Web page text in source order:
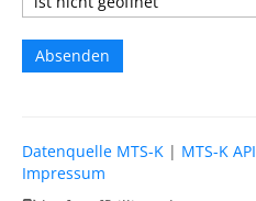
Datenquelle MTS-K | MTS-K API
Impressum